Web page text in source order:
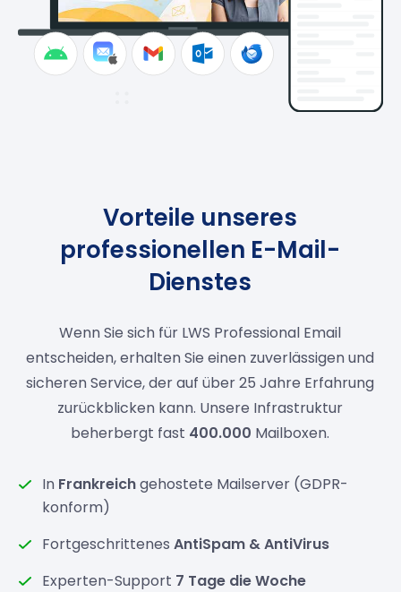
Vorteile unseres
professionellen E-Mail-
Dienstes
Wenn Sie sich für LWS Professional Email
entscheiden, erhalten Sie einen zuverlässigen und
sicheren Service, der auf über 25 Jahre Erfahrung
zurückblicken kann. Unsere Infrastruktur
beherbergt fast 400.000 Mailboxen.
In Frankreichgehostete Mailserver (GDPR-
konform)
FortgeschrittenesAntiSpam & AntiVirus
Experten-Support 7 Tage die Woche